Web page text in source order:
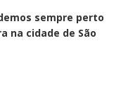
sempre perto
na cidade de São